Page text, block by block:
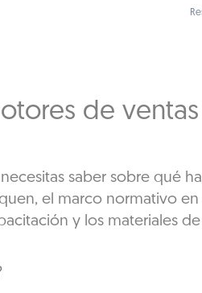
de ventas
saber sobre qué
el marco normativo
y los materiales